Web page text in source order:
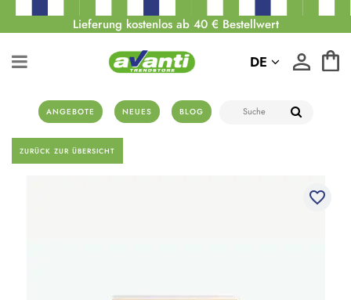
Lieferung kostenlos ab 40 € Bestellwert
ANGEBOTE NEUES BLOG
DE
ZURÜCK ZUR ÜBERSICHT
favorite_border